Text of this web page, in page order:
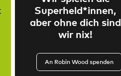
Superheld*innen,
aber ohne dich sind
wir nix!
An Robin Wood spenden